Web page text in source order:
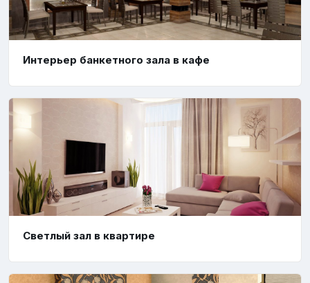
Интерьер банкетного зала в кафе
Светлый зал в квартире